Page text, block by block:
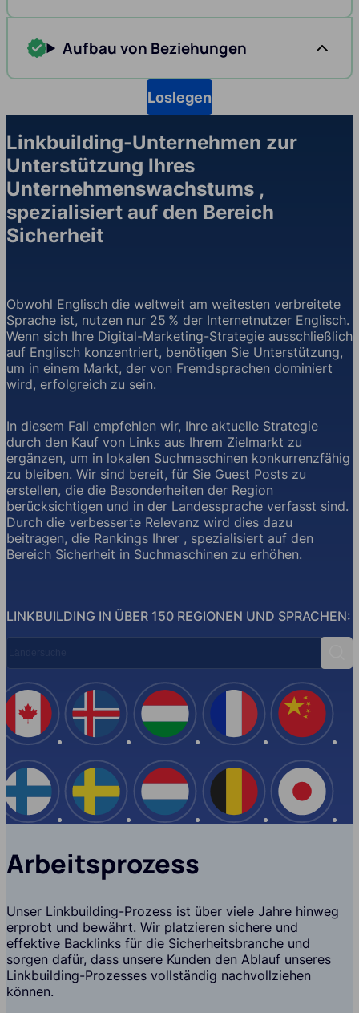
Aufbau von Beziehungen
Loslegen
Linkbuilding-Unternehmen zur
Unterstützung Ihres
Unternehmenswachstums ,
spezialisiert auf den Bereich
Sicherheit
LINKBUILDING IN ÜBER 150 REGIONEN UND SPRACHEN:
Obwohl Englisch die weltweit am weitesten verbreitete
Sprache ist, nutzen nur 25 % der Internetnutzer Englisch.
Wenn sich Ihre Digital-Marketing-Strategie ausschließlich
auf Englisch konzentriert, benötigen Sie Unterstützung,
um in einem Markt, der von Fremdsprachen dominiert
wird, erfolgreich zu sein.
In diesem Fall empfehlen wir, Ihre aktuelle Strategie
durch den Kauf von Links aus Ihrem Zielmarkt zu
ergänzen, um in lokalen Suchmaschinen konkurrenzfähig
zu bleiben. Wir sind bereit, für Sie Guest Posts zu
erstellen, die die Besonderheiten der Region
berücksichtigen und in der Landessprache verfasst sind.
Durch die verbesserte Relevanz wird dies dazu
beitragen, die Rankings Ihrer , spezialisiert auf den
Bereich Sicherheit in Suchmaschinen zu erhöhen.
Spanien
USA
Italien
Türkei
Ukraine
Bulgarien
Kanada
Finnland
Island
Arbeitsprozess
Unser Linkbuilding-Prozess ist über viele Jahre hinweg
erprobt und bewährt. Wir platzieren sichere und
effektive Backlinks für die Sicherheitsbranche und
sorgen dafür, dass unsere Kunden den Ablauf unseres
Linkbuilding-Prozesses vollständig nachvollziehen
können.